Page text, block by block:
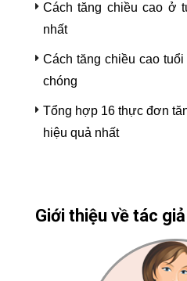
Cách tăng chiều cao ở
nhất
Cách tăng chiều cao
chóng
Tổng hợp 16 thực đơn
hiệu quả nhất
Giới thiệu về tác giả